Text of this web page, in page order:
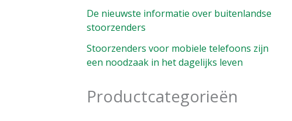
De nieuwste informatie over buitenlandse
stoorzenders
Stoorzenders voor mobiele telefoons zijn
een noodzaak in het dagelijks leven
Productcategorieën